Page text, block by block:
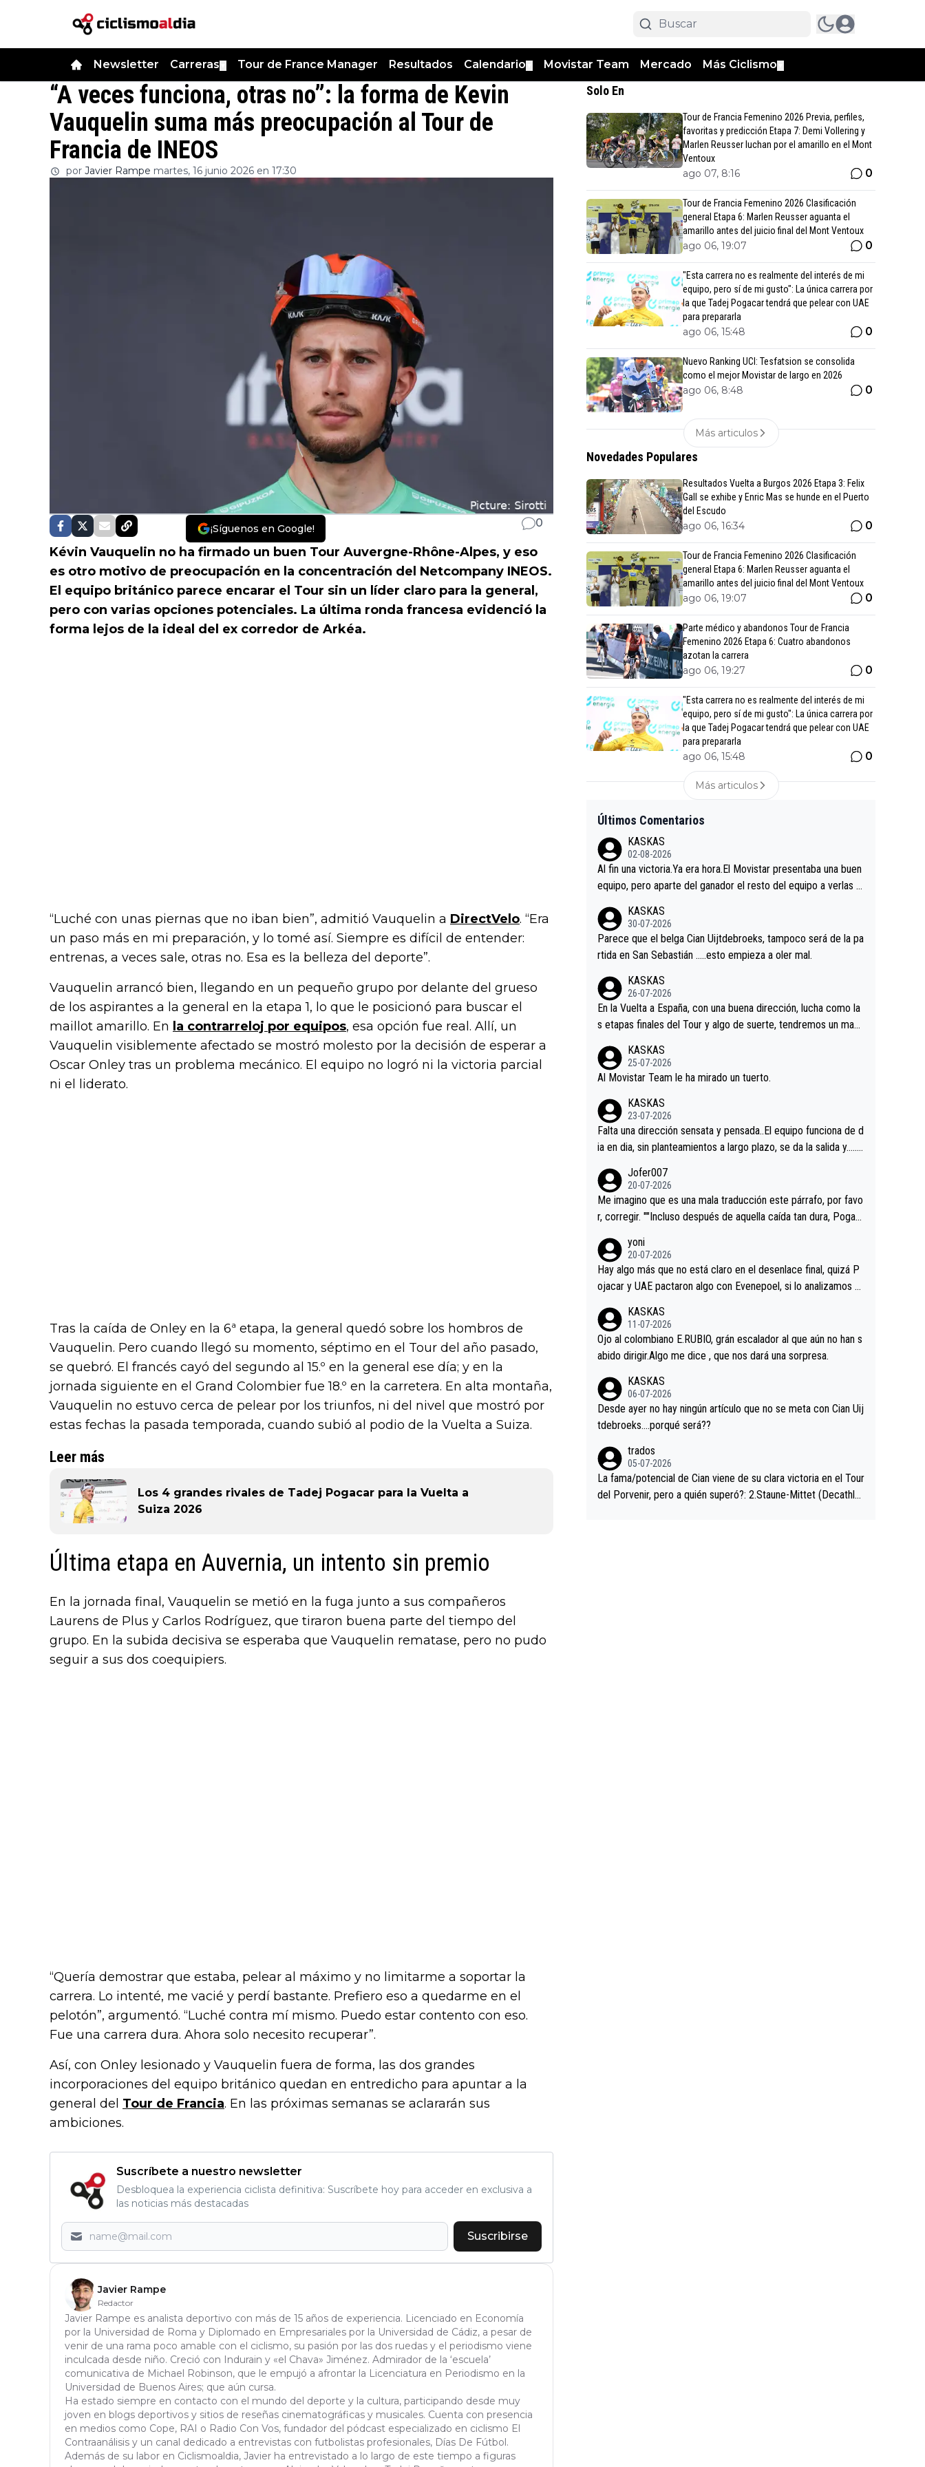
Newsletter Carreras Tour de France Manager Resultados Calendario Movistar Team Mercado Más Ciclismo
“A veces funciona, otras no”: la forma de Kevin
Vauquelin suma más preocupación al Tour de
Francia de INEOS
por Javier Rampe martes, 16 junio 2026 en 17:30
¡Síguenos en Google! 0
Kévin Vauquelin no ha firmado un buen Tour Auvergne-Rhône-Alpes, y eso
es otro motivo de preocupación en la concentración del Netcompany INEOS.
El equipo británico parece encarar el Tour sin un líder claro para la general,
pero con varias opciones potenciales. La última ronda francesa evidenció la
forma lejos de la ideal del ex corredor de Arkéa.
“Luché con unas piernas que no iban bien”, admitió Vauquelin a DirectVelo. “Era
un paso más en mi preparación, y lo tomé así. Siempre es difícil de entender:
entrenas, a veces sale, otras no. Esa es la belleza del deporte”.
Vauquelin arrancó bien, llegando en un pequeño grupo por delante del grueso
de los aspirantes a la general en la etapa 1, lo que le posicionó para buscar el
maillot amarillo. En la contrarreloj por equipos, esa opción fue real. Allí, un
Vauquelin visiblemente afectado se mostró molesto por la decisión de esperar a
Oscar Onley tras un problema mecánico. El equipo no logró ni la victoria parcial
ni el liderato.
Tras la caída de Onley en la 6ª etapa, la general quedó sobre los hombros de
Vauquelin. Pero cuando llegó su momento, séptimo en el Tour del año pasado,
se quebró. El francés cayó del segundo al 15.º en la general ese día; y en la
jornada siguiente en el Grand Colombier fue 18.º en la carretera. En alta montaña,
Vauquelin no estuvo cerca de pelear por los triunfos, ni del nivel que mostró por
estas fechas la pasada temporada, cuando subió al podio de la Vuelta a Suiza.
Leer más
Los 4 grandes rivales de Tadej Pogacar para la Vuelta a
Suiza 2026
Última etapa en Auvernia, un intento sin premio
En la jornada final, Vauquelin se metió en la fuga junto a sus compañeros
Laurens de Plus y Carlos Rodríguez, que tiraron buena parte del tiempo del
grupo. En la subida decisiva se esperaba que Vauquelin rematase, pero no pudo
seguir a sus dos coequipiers.
“Quería demostrar que estaba, pelear al máximo y no limitarme a soportar la
carrera. Lo intenté, me vacié y perdí bastante. Prefiero eso a quedarme en el
pelotón”, argumentó. “Luché contra mí mismo. Puedo estar contento con eso.
Fue una carrera dura. Ahora solo necesito recuperar”.
Así, con Onley lesionado y Vauquelin fuera de forma, las dos grandes
incorporaciones del equipo británico quedan en entredicho para apuntar a la
general del Tour de Francia. En las próximas semanas se aclararán sus
ambiciones.
Suscríbete a nuestro newsletter
Desbloquea la experiencia ciclista definitiva: Suscríbete hoy para acceder en exclusiva a
las noticias más destacadas
Suscribirse
Javier Rampe
Redactor
Javier Rampe es analista deportivo con más de 15 años de experiencia. Licenciado en Economía
por la Universidad de Roma y Diplomado en Empresariales por la Universidad de Cádiz, a pesar de
venir de una rama poco amable con el ciclismo, su pasión por las dos ruedas y el periodismo viene
inculcada desde niño. Creció con Indurain y «el Chava» Jiménez. Admirador de la ‘escuela’
comunicativa de Michael Robinson, que le empujó a afrontar la Licenciatura en Periodismo en la
Universidad de Buenos Aires; que aún cursa.
Ha estado siempre en contacto con el mundo del deporte y la cultura, participando desde muy
joven en blogs deportivos y sitios de reseñas cinematográficas y musicales. Cuenta con presencia
en medios como Cope, RAI o Radio Con Vos, fundador del pódcast especializado en ciclismo El
Contraanálisis y un canal dedicado a entrevistas con futbolistas profesionales, Días De Fútbol.
Además de su labor en Ciclismoaldia, Javier ha entrevistado a lo largo de este tiempo a figuras
Solo En
Tour de Francia Femenino 2026 Previa, perfiles,
favoritas y predicción Etapa 7: Demi Vollering y
Marlen Reusser luchan por el amarillo en el Mont
Ventoux
ago 07, 8:16 0
Tour de Francia Femenino 2026 Clasificación
general Etapa 6: Marlen Reusser aguanta el
amarillo antes del juicio final del Mont Ventoux
ago 06, 19:07 0
"Esta carrera no es realmente del interés de mi
equipo, pero sí de mi gusto": La única carrera por
la que Tadej Pogacar tendrá que pelear con UAE
para prepararla
ago 06, 15:48 0
Nuevo Ranking UCI: Tesfatsion se consolida
como el mejor Movistar de largo en 2026
ago 06, 8:48 0
Más articulos
Novedades Populares
Resultados Vuelta a Burgos 2026 Etapa 3: Felix
Gall se exhibe y Enric Mas se hunde en el Puerto
del Escudo
ago 06, 16:34 0
Tour de Francia Femenino 2026 Clasificación
general Etapa 6: Marlen Reusser aguanta el
amarillo antes del juicio final del Mont Ventoux
ago 06, 19:07 0
Parte médico y abandonos Tour de Francia
Femenino 2026 Etapa 6: Cuatro abandonos
azotan la carrera
ago 06, 19:27 0
"Esta carrera no es realmente del interés de mi
equipo, pero sí de mi gusto": La única carrera por
la que Tadej Pogacar tendrá que pelear con UAE
para prepararla
ago 06, 15:48 0
Más articulos
Últimos Comentarios
KASKAS
02-08-2026
Al fin una victoria.Ya era hora.El Movistar presentaba una buen
equipo, pero aparte del ganador el resto del equipo a verlas v
es.La única buena noticia es la mejoría de Enric Más en San S
ebastian.Si en la Vuelta a Burgos sigue la mejoría, podríamos t
ener alguna sorpresa en la Vuelta.Ojalá.
KASKAS
30-07-2026
Parece que el belga Cian Uijtdebroeks, tampoco será de la pa
rtida en San Sebastián …..esto empieza a oler mal.
KASKAS
26-07-2026
En la Vuelta a España, con una buena dirección, lucha como la
s etapas finales del Tour y algo de suerte, tendremos un magn
KASKAS
25-07-2026
Al Movistar Team le ha mirado un tuerto.
KASKAS
23-07-2026
Falta una dirección sensata y pensada..El equipo funciona de d
ia en dia, sin planteamientos a largo plazo, se da la salida y…..v
a, Minguez, Velez etc etc.Me da pena vivir estos momentos t
an tristes sin victorias.
Jofer007
20-07-2026
Me imagino que es una mala traducción este párrafo, por favo
r, corregir. ""Incluso después de aquella caída tan dura, Pogac
rd permaneció pegado a su rueda. Parecía increíble la forma
en la que era capaz de controlar el miedo", recordó."
yoni
20-07-2026
Hay algo más que no está claro en el desenlace final, quizá P
ojacar y UAE pactaron algo con Evenepoel, si lo analizamos P
casi sin pedalear, luego está el saludo con Evenepoel dándose
la mano de una manera muy fraternal, más allá de los típicos t
oques en el hombro con que saludaba a Vingegard. Ahí hubo u
o aprieta, a ver si por querer poner a Del Toro con calzador e
n posición de podio UAE y Pojacar se van complicar el tour.
KASKAS
11-07-2026
Ojo al colombiano E.RUBIO, grán escalador al que aún no han s
abido dirigir.Algo me dice , que nos dará una sorpresa.
KASKAS
06-07-2026
Desde ayer no hay ningún artículo que no se meta con Cian Uij
tdebroeks….porqué será??
trados
05-07-2026
La fama/potencial de Cian viene de su clara victoria en el Tour
del Porvenir, pero a quién superó?: 2.Staune-Mittet (Decathlo